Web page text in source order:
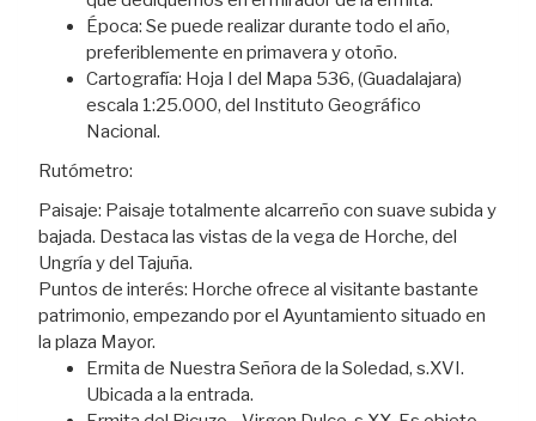
Época: Se puede realizar durante todo el año,
preferiblemente en primavera y otoño.
Cartografía: Hoja I del Mapa 536, (Guadalajara)
escala 1:25.000, del Instituto Geográfico
Nacional.
Rutómetro:
Paisaje: Paisaje totalmente alcarreño con suave subida y
bajada. Destaca las vistas de la vega de Horche, del
Ungría y del Tajuña.
Puntos de interés: Horche ofrece al visitante bastante
patrimonio, empezando por el Ayuntamiento situado en
la plaza Mayor.
Ermita de Nuestra Señora de la Soledad, s.XVI.
Ubicada a la entrada.